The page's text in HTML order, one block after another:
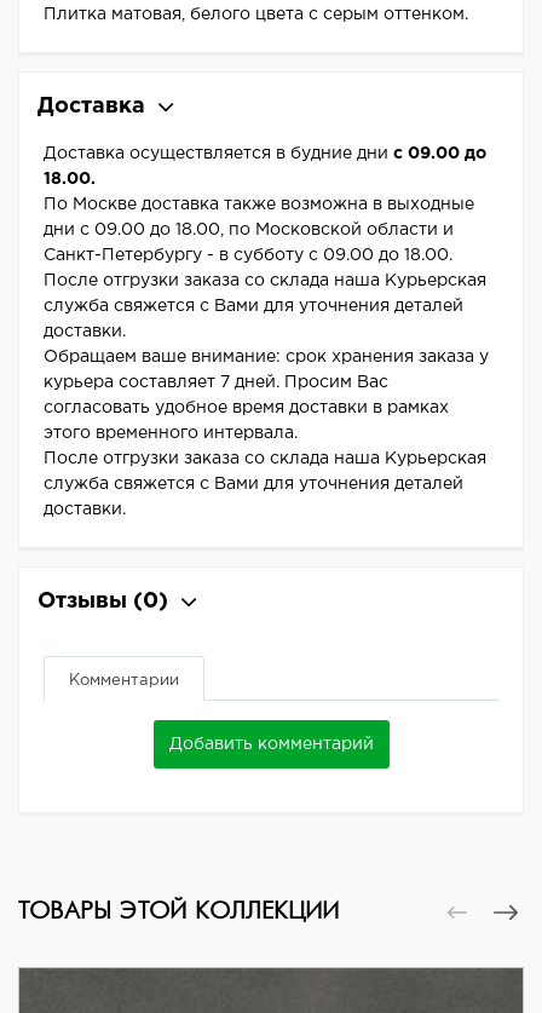
Плитка матовая, белого цвета с серым оттенком.
Доставка
Доставка осуществляется в будние дни с 09.00 до
18.00.
По Москве доставка также возможна в выходные
дни с 09.00 до 18.00, по Московской области и
Санкт-Петербургу - в субботу с 09.00 до 18.00.
После отгрузки заказа со склада наша Курьерская
служба свяжется с Вами для уточнения деталей
доставки.
Обращаем ваше внимание: срок хранения заказа у
курьера составляет 7 дней. Просим Вас
согласовать удобное время доставки в рамках
этого временного интервала.
После отгрузки заказа со склада наша Курьерская
служба свяжется с Вами для уточнения деталей
доставки.
Отзывы (0)
Комментарии
Добавить комментарий
ТОВАРЫ ЭТОЙ КОЛЛЕКЦИИ